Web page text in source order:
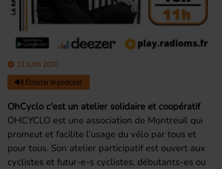
13 JUIN 2020
Écouter le podcast
OhCyclo c'est un atelier solidaire et coopératif
OHCYCLO est une association de Montreuil qui
promeut et facilite l’usage du vélo par tous et
pour tous. Son atelier participatif est ouvert aux
cyclistes et futur-e-s cyclistes, débutants-es ou